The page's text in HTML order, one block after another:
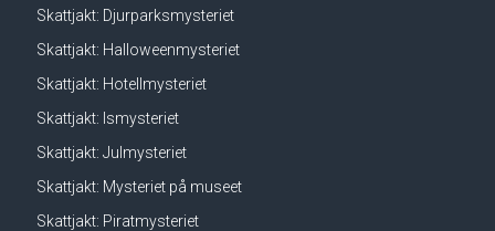
Skattjakt: Djurparksmysteriet
Skattjakt: Halloweenmysteriet
Skattjakt: Hotellmysteriet
Skattjakt: Ismysteriet
Skattjakt: Julmysteriet
Skattjakt: Mysteriet på museet
Skattjakt: Piratmysteriet